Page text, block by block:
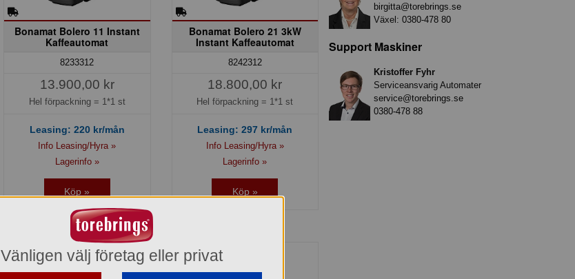
Bonamat Bolero 11 Instant
Kaffeautomat
8233312
13.900,00 kr
Hel förpackning = 1*1 st
Leasing: 220kr/mån
Info Leasing/Hyra »
Lagerinfo »
Köp »
Bonamat Bolero 21 3kW
Instant Kaffeautomat
8242312
18.800,00 kr
Hel förpackning = 1*1 st
Leasing:297 kr/mån
Info Leasing/Hyra »
Lagerinfo »
Köp »
birgitta@torebrings.se
Växel: 0380-478 80
Support Maskiner
Kristoffer Fyhr
Serviceansvarig Automater
service@torebrings.se
0380-478 88
Vänligen välj företag eller privat